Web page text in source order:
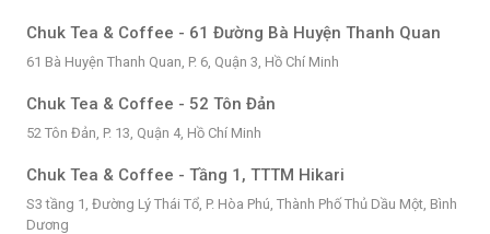
Chuk Tea & Coffee - 61 Đường Bà Huyện Thanh Quan
61 Bà Huyện Thanh Quan, P. 6, Quận 3, Hồ Chí Minh
Chuk Tea & Coffee - 52 Tôn Đản
52 Tôn Đản, P. 13, Quận 4, Hồ Chí Minh
Chuk Tea & Coffee - Tầng 1, TTTM Hikari
S3 tầng 1, Đường Lý Thái Tổ, P. Hòa Phú, Thành Phố Thủ Dầu Một, Bình
Dương